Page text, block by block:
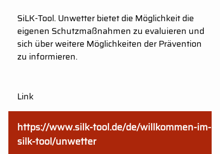
SiLK-Tool. Unwetter bietet die Möglichkeit die
eigenen Schutzmaßnahmen zu evaluieren und
sich über weitere Möglichkeiten der Prävention
zu informieren.
Link
https://www.silk-tool.de/de/willkommen-im-
silk-tool/unwetter